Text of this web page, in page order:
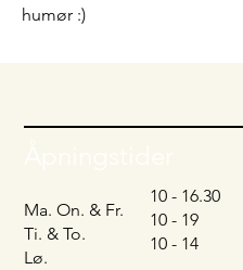
humør :)
Ma. On. & Fr.
Ti. & To.
Lø.
10 - 16.30
10 - 19
10 - 14